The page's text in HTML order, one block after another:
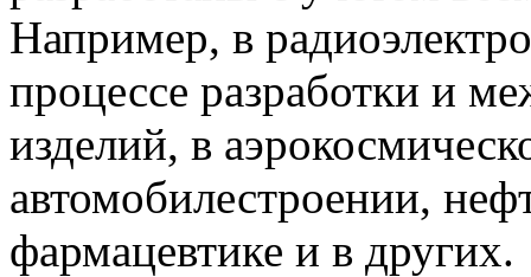
Например, в
процессе разработки и
изделий, в
автомобилестроении,
фармацевтике и в других.